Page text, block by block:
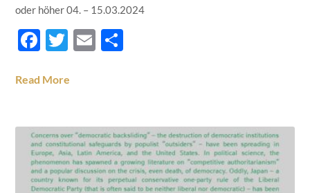
oder höher 04. – 15.03.2024
Facebook
Twitter
Email
Read More